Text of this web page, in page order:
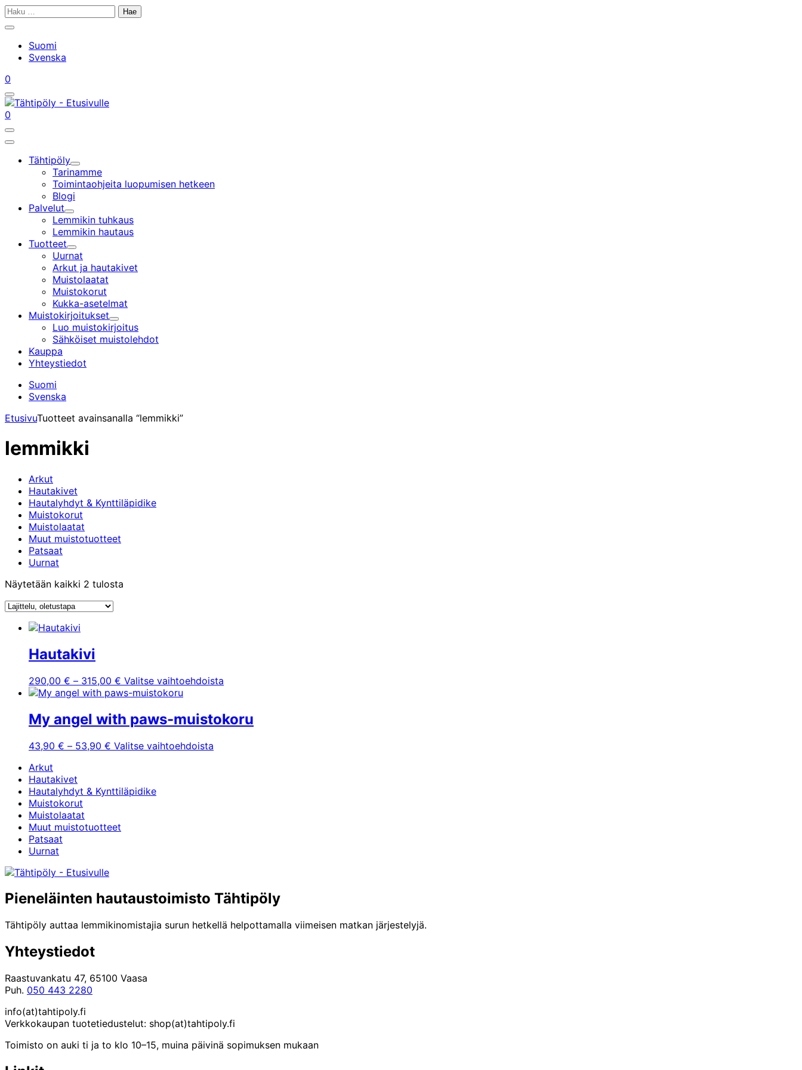
Siirry
Haku:
Sulje
hakupalkkiSuomi
Svenska
Tilini
Ostoskorisi
0
Avaa/sulje
hakupalkki
Tilini
Ostoskorisi
0
Avaa/sulje
hakupalkki
Päävalikko
Tähtipöly
Alavalikko
Tarinamme
Toimintaohjeita luopumisen hetkeen
Blogi
Palvelut
Alavalikko
Lemmikin tuhkaus
Lemmikin hautaus
Tuotteet
Alavalikko
Uurnat
Arkut ja hautakivet
Muistolaatat
Muistokorut
Kukka-asetelmat
Muistokirjoitukset
Alavalikko
Luo muistokirjoitus
Sähköiset muistolehdot
Kauppa
Yhteystiedot
Suomi
Svenska
EtusivuTuotteet avainsanalla “lemmikki”
lemmikki
Arkut
Hautakivet
Hautalyhdyt & Kynttiläpidike
Muistokorut
Muistolaatat
Muut muistotuotteet
Patsaat
Uurnat
Näytetään kaikki 2 tulosta
Hautakivi
290,00 € – 315,00 € Hintaluokka:
290,00 €
315,00 €
Valitse vaihtoehdoista
useampi
muunnelma.
My angel with paws-muistokoru
43,90 € – 53,90 € Hintaluokka:
Valitse vaihtoehdoista
Arkut
Hautakivet
Hautalyhdyt & Kynttiläpidike
Muistokorut
Muistolaatat
Muut muistotuotteet
Patsaat
Uurnat
Pieneläinten hautaustoimisto Tähtipöly
Tähtipöly auttaa lemmikinomistajia surun hetkellä helpottamalla viimeisen matkan järjestelyjä.
Yhteystiedot
Raastuvankatu 47, 65100 Vaasa
Puh. 050 443 2280
info(at)tahtipoly.fi
Verkkokaupan tuotetiedustelut: shop(at)tahtipoly.fi
Toimisto on auki ti ja to klo 10–15, muina päivinä sopimuksen mukaan